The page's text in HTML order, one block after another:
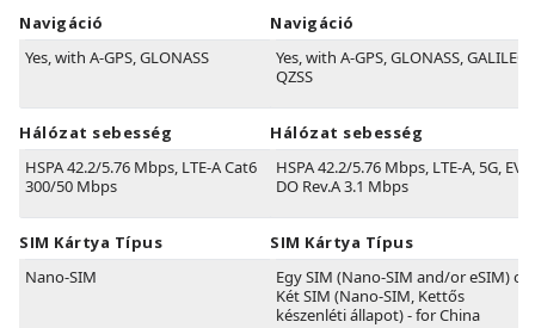
Navigáció
Yes, with A-GPS, GLONASS
Hálózat sebesség
HSPA 42.2/5.76 Mbps, LTE-A Cat6
300/50 Mbps
SIM Kártya Típus
Nano-SIM
Navigáció
Yes, with A-GPS, GLONASS, GALILEO,
QZSS
Hálózat sebesség
HSPA 42.2/5.76 Mbps, LTE-A, 5G, EV-
DO Rev.A 3.1 Mbps
SIM Kártya Típus
Egy SIM (Nano-SIM and/or eSIM) or
Két SIM (Nano-SIM, Kettős
készenléti állapot) - for China